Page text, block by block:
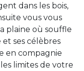
dans les bois,
vous vous
plaine où souffle
ses célèbres
en compagnie
limites de votre